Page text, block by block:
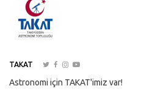
TAKAT
Astronomi için TAKAT'imiz var!